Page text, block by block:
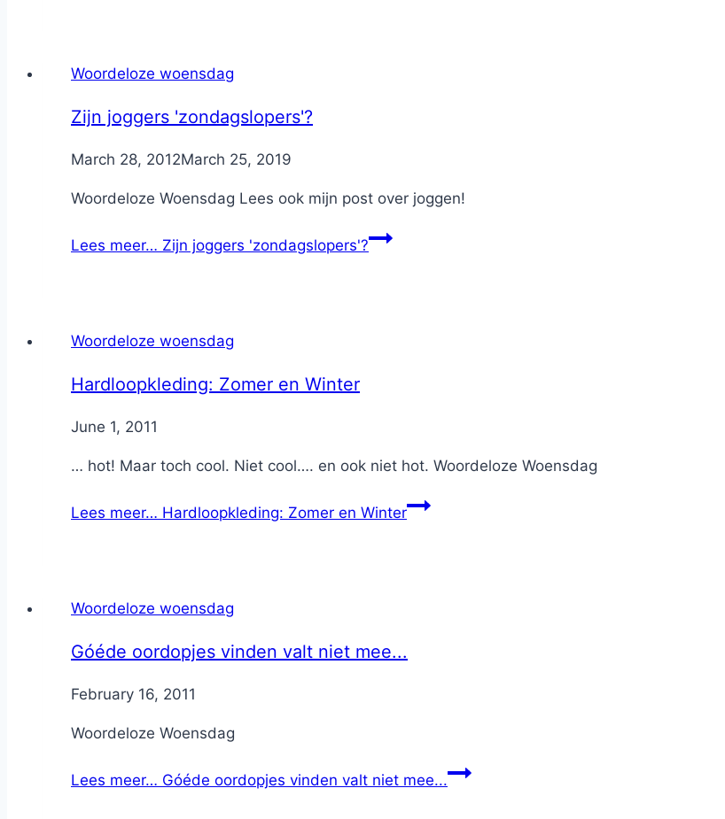
Woordeloze woensdag
Zijn joggers 'zondagslopers'?
ByNicole
March 28, 2012March 25, 2019
Woordeloze Woensdag Lees ook mijn post over joggen!
Lees meer… Zijn joggers 'zondagslopers'?
Woordeloze woensdag
Hardloopkleding: Zomer en Winter
ByNicole
June 1, 2011
… hot! Maar toch cool. Niet cool…. en ook niet hot. Woordeloze Woensdag
Lees meer… Hardloopkleding: Zomer en Winter
Woordeloze woensdag
Góéde oordopjes vinden valt niet mee...
ByNicole
February 16, 2011
Woordeloze Woensdag
Lees meer… Góéde oordopjes vinden valt niet mee...